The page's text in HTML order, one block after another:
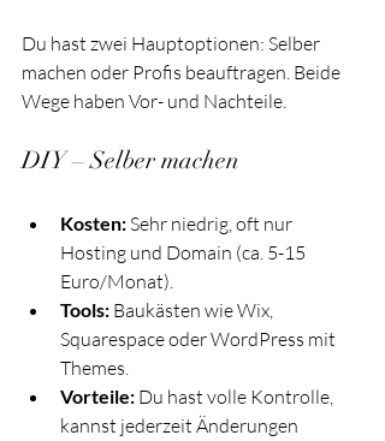
Du hast zwei Hauptoptionen: Selber
machen oder Profis beauftragen. Beide
Wege haben Vor- und Nachteile.
DIY – Selber machen
Kosten: Sehr niedrig, oft nur
Hosting und Domain (ca. 5-15
Euro/Monat).
Tools: Baukästen wie Wix,
Squarespace oder WordPress mit
Themes.
Vorteile: Du hast volle Kontrolle,
kannst jederzeit Änderungen